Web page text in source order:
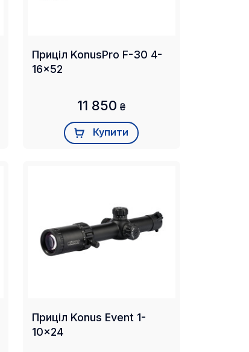
Приціл KonusPro F-30 4-
16x52
11 850 ₴
Купити
Приціл Konus Event 1-
10x24